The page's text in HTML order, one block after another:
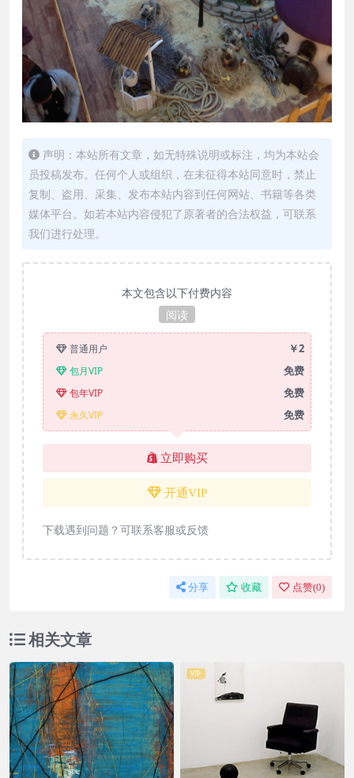
声明：本站所有文章，如无特殊说明或标注，均为本站会
员投稿发布。任何个人或组织，在未征得本站同意时，禁止
复制、盗用、采集、发布本站内容到任何网站、书籍等各类
媒体平台。如若本站内容侵犯了原著者的合法权益，可联系
我们进行处理。
本文包含以下付费内容
阅读
普通用户 ￥2
包月VIP 免费
包年VIP 免费
永久VIP 免费
立即购买
开通VIP
下载遇到问题？可联系客服或反馈
分享 收藏 点赞(0)
相关文章
VIP